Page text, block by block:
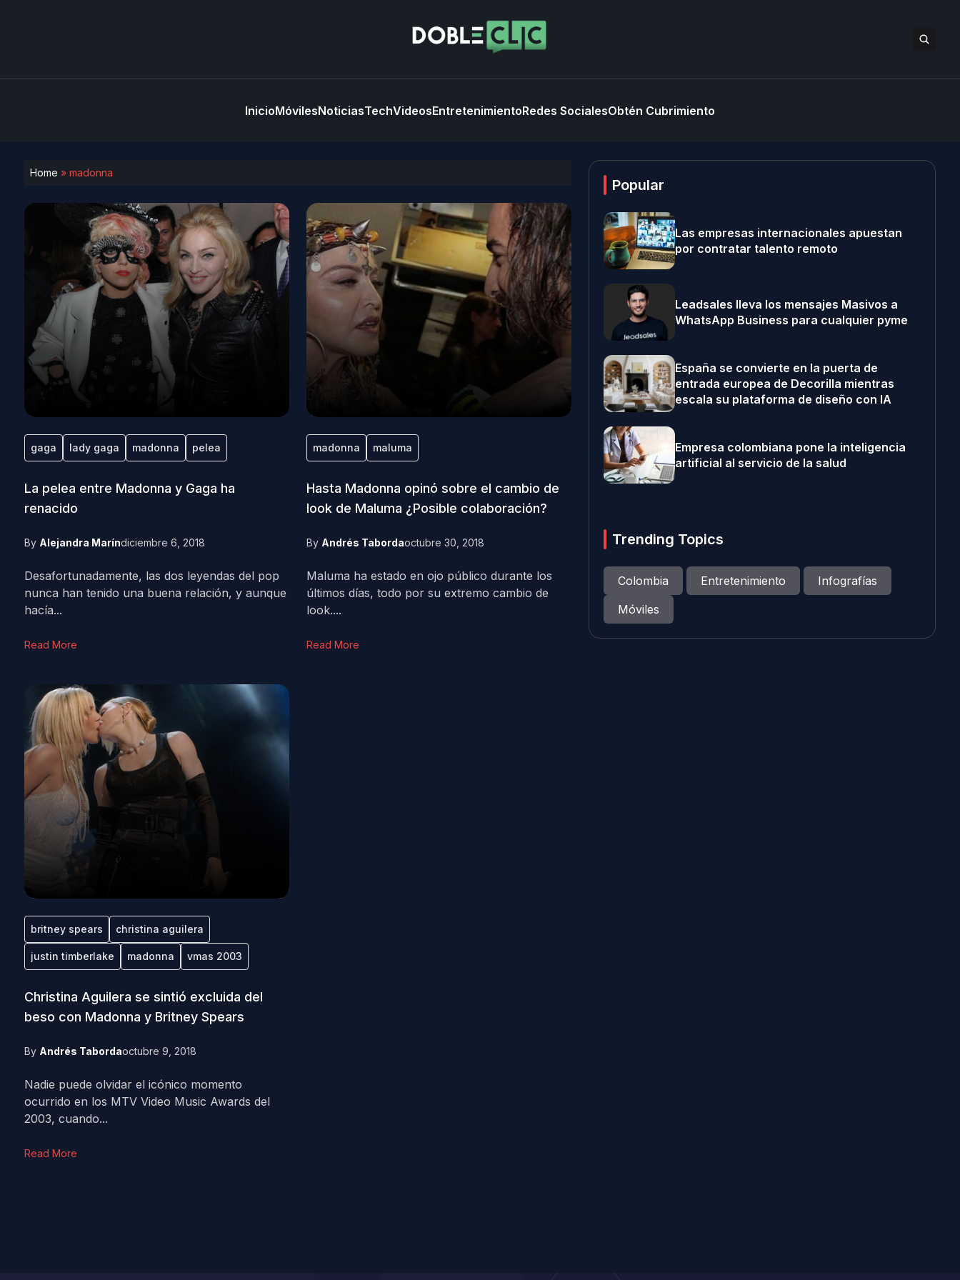
InicioMóvilesNoticiasTechVideosEntretenimientoRedes SocialesObtén Cubrimiento
Home » madonna
gaga lady gaga madonna pelea
La pelea entre Madonna y Gaga ha
renacido
By Alejandra Maríndiciembre 6, 2018
Desafortunadamente, las dos leyendas del pop
nunca han tenido una buena relación, y aunque
hacía...
Read More
madonna maluma
Hasta Madonna opinó sobre el cambio de
look de Maluma ¿Posible colaboración?
By Andrés Tabordaoctubre 30, 2018
Maluma ha estado en ojo público durante los
últimos días, todo por su extremo cambio de
look....
Read More
britney spears christina aguilera
justin timberlake madonna vmas 2003
Christina Aguilera se sintió excluida del
beso con Madonna y Britney Spears
By Andrés Tabordaoctubre 9, 2018
Nadie puede olvidar el icónico momento
ocurrido en los MTV Video Music Awards del
2003, cuando...
Read More
Popular
Las empresas internacionales apuestan
por contratar talento remoto
Leadsales lleva los mensajes Masivos a
WhatsApp Business para cualquier pyme
España se convierte en la puerta de
entrada europea de Decorilla mientras
escala su plataforma de diseño con IA
Empresa colombiana pone la inteligencia
artificial al servicio de la salud
Trending Topics
Colombia Entretenimiento
Infografías
Móviles